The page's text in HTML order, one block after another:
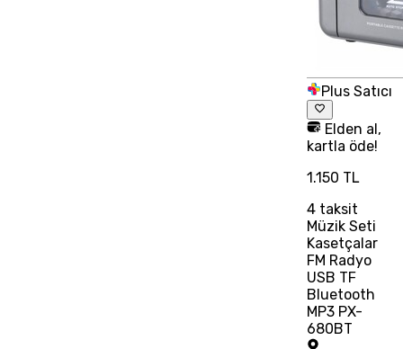
Plus Satıcı
Elden al,
kartla öde!
1.150 TL
4taksit
Müzik Seti
Kasetçalar
FM Radyo
USB TF
Bluetooth
MP3 PX-
680BT